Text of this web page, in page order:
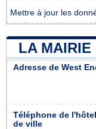
Mettre à jour les
LA MAIRIE
Adresse de West
Téléphone de l'hôtel
de ville